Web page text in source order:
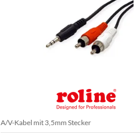
A/V-Kabel mit 3,5mm Stecker